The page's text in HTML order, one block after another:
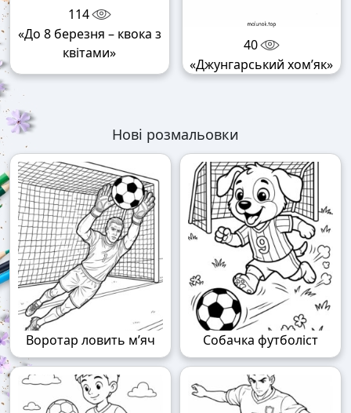
114
«До 8 березня – квока з
квітами»
40
«Джунгарський хом’як»
Нові розмальовки
Воротар ловить м’яч Собачка футболіст